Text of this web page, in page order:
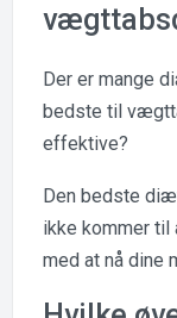
Der er mange
bedste til
effektive?
Den bedste
ikke kommer til
med at nå dine